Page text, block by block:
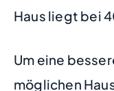
Haus liegt bei
Um eine
möglichen